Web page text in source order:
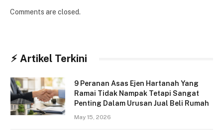
Comments are closed.
⚡︎ Artikel Terkini
9 Peranan Asas Ejen Hartanah Yang
Ramai Tidak Nampak Tetapi Sangat
Penting Dalam Urusan Jual Beli Rumah
May 15, 2026